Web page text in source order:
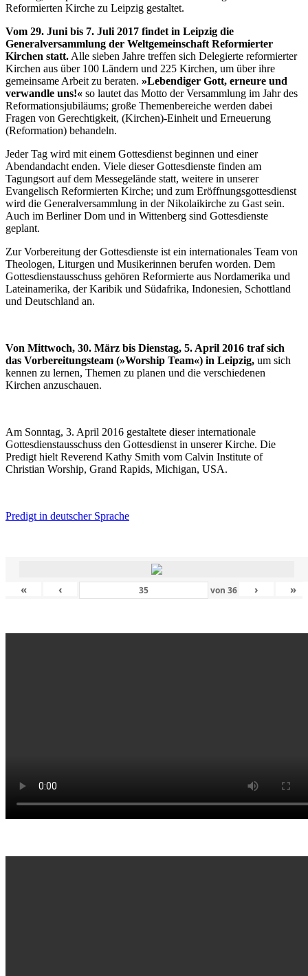
Reformierten Kirche zu Leipzig gestaltet.
Vom 29. Juni bis 7. Juli 2017 findet in Leipzig die
Generalversammlung der Weltgemeinschaft Reformierter
Kirchen statt.Alle sieben Jahre treffen sich Delegierte reformierter
Kirchen aus über 100 Ländern und 225 Kirchen, um über ihre
gemeinsame Arbeit zu beraten. »Lebendiger Gott, erneure und
verwandle uns!« so lautet das Motto der Versammlung im Jahr des
Reformationsjubiläums; große Themenbereiche werden dabei
Fragen von Gerechtigkeit, (Kirchen)-Einheit und Erneuerung
(Reformation) behandeln.
Jeder Tag wird mit einem Gottesdienst beginnen und einer
Abendandacht enden. Viele dieser Gottesdienste finden am
Tagungsort auf dem Messegelände statt, weitere in unserer
Evangelisch Reformierten Kirche; und zum Eröffnungsgottesdienst
wird die Generalversammlung in der Nikolaikirche zu Gast sein.
Auch im Berliner Dom und in Wittenberg sind Gottesdienste
geplant.
Zur Vorbereitung der Gottesdienste ist ein internationales Team von
Theologen, Liturgen und Musikerinnen berufen worden. Dem
Gottesdienstausschuss gehören Reformierte aus Nordamerika und
Lateinamerika, der Karibik und Südafrika, Indonesien, Schottland
und Deutschland an.
Von Mittwoch, 30. März bis Dienstag, 5. April 2016 traf sich
das Vorbereitungsteam (»Worship Team«) in Leipzig, um sich
kennen zu lernen, Themen zu planen und die verschiedenen
Kirchen anzuschauen.
Am Sonntag, 3. April 2016 gestaltete dieser internationale
Gottesdienstausschuss den Gottesdienst in unserer Kirche. Die
Predigt hielt Reverend Kathy Smith vom Calvin Institute of
Christian Worship, Grand Rapids, Michigan, USA.
Predigt in deutscher Sprache
« ‹ von36 › »